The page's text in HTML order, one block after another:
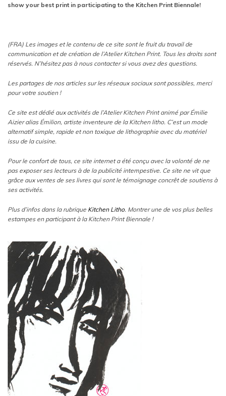
show your best print in participating to the Kitchen Print Biennale!
(FRA) Les images et le contenu de ce site sont le fruit du travail de
communication et de création de l’Atelier Kitchen Print. Tous les droits sont
réservés. N’hésitez pas à nous contacter si vous avez des questions.
Les partages de nos articles sur les réseaux sociaux sont possibles, merci
pour votre soutien !
Ce site est dédié aux activités de l’Atelier Kitchen Print animé par Émilie
Aizier alias Émilion, artiste inventeure de la Kitchen litho. C’est un mode
alternatif simple, rapide et non toxique de lithographie avec du matériel
issu de la cuisine.
Pour le confort de tous, ce site internet a été conçu avec la volonté de ne
pas exposer ses lecteurs à de la publicité intempestive. Ce site ne vit que
grâce aux ventes de ses livres qui sont le témoignage concrêt de soutiens à
ses activités.
Plus d’infos dans la rubrique Kitchen Litho. Montrer une de vos plus belles
estampes en participant à la Kitchen Print Biennale !